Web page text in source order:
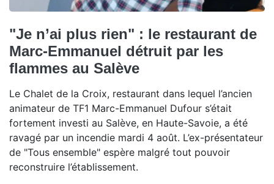
"Je n’ai plus rien" : le restaurant de
Marc-Emmanuel détruit par les
flammes au Salève
Le Chalet de la Croix, restaurant dans lequel l’ancien
animateur de TF1 Marc-Emmanuel Dufour s’était
fortement investi au Salève, en Haute-Savoie, a été
ravagé par un incendie mardi 4 août. L’ex-présentateur
de "Tous ensemble" espère malgré tout pouvoir
reconstruire l’établissement.